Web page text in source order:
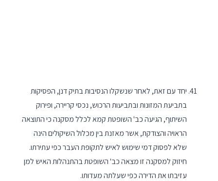
יחד עם זאת, לאחר שנשקלו הנסיבות בתיק דנן, הפסיקות
בתביעת המזונות ובתביעות הרכוש, נכסי קריירה, ופירוק
השיתוף, הגיעה כב' השופטת קמא לכלל מסקנה כי התוצאה
הראויה והצודקת, אשר מאזנת בין מכלול השיקולים הינה
שלא לפסוק דמי שימוש לאיש לתקופת העבר כפי עתירתו.
חיזוק למסקנה זו מצאה כב' השופטת בהתנהלות האיש למן
עזיבתו את הדירה כפי שעלתה מעדותו.